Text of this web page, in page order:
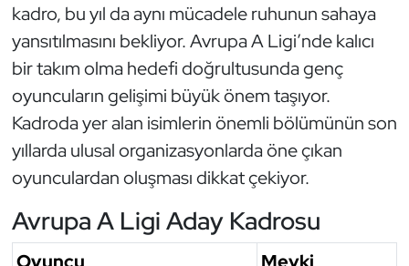
kadro, bu yıl da aynı mücadele ruhunun sahaya
yansıtılmasını bekliyor. Avrupa A Ligi’nde kalıcı
bir takım olma hedefi doğrultusunda genç
oyuncuların gelişimi büyük önem taşıyor.
Kadroda yer alan isimlerin önemli bölümünün son
yıllarda ulusal organizasyonlarda öne çıkan
oyunculardan oluşması dikkat çekiyor.
Avrupa A Ligi Aday Kadrosu
Wushu Kungfu
Yelken
Yüzme